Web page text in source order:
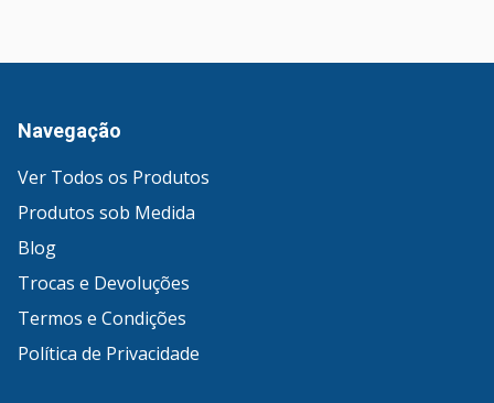
Navegação
Ver Todos os Produtos
Produtos sob Medida
Blog
Trocas e Devoluções
Termos e Condições
Política de Privacidade